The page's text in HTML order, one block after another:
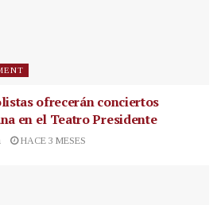
ofrecerán conciertos
en el Teatro Presidente
HACE 3 MESES